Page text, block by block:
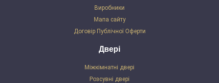
Виробники
Мапа сайту
Договір Публічної Оферти
Двері
Міжкімнатні двері
Розсувні двері